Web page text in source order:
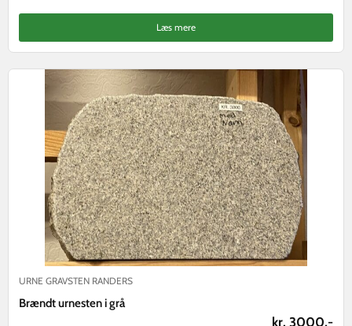
Læs mere
URNE GRAVSTEN RANDERS
Brændt urnesten i grå
kr. 3000,-